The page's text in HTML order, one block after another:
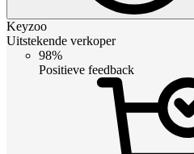
Keyzoo
Uitstekende verkoper
98%
Positieve feedback